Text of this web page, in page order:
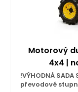
Motorový
4x4 |
!VÝHODNÁ
převodové